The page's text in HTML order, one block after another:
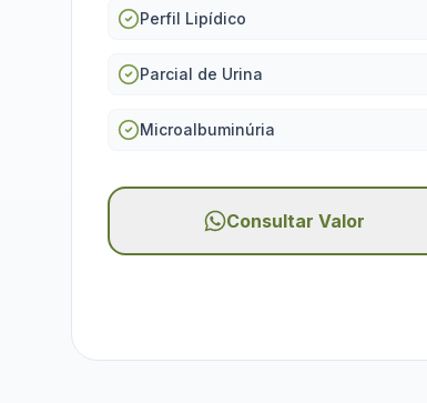
Perfil Lipídico
Parcial de Urina
Microalbuminúria
Consultar Valor